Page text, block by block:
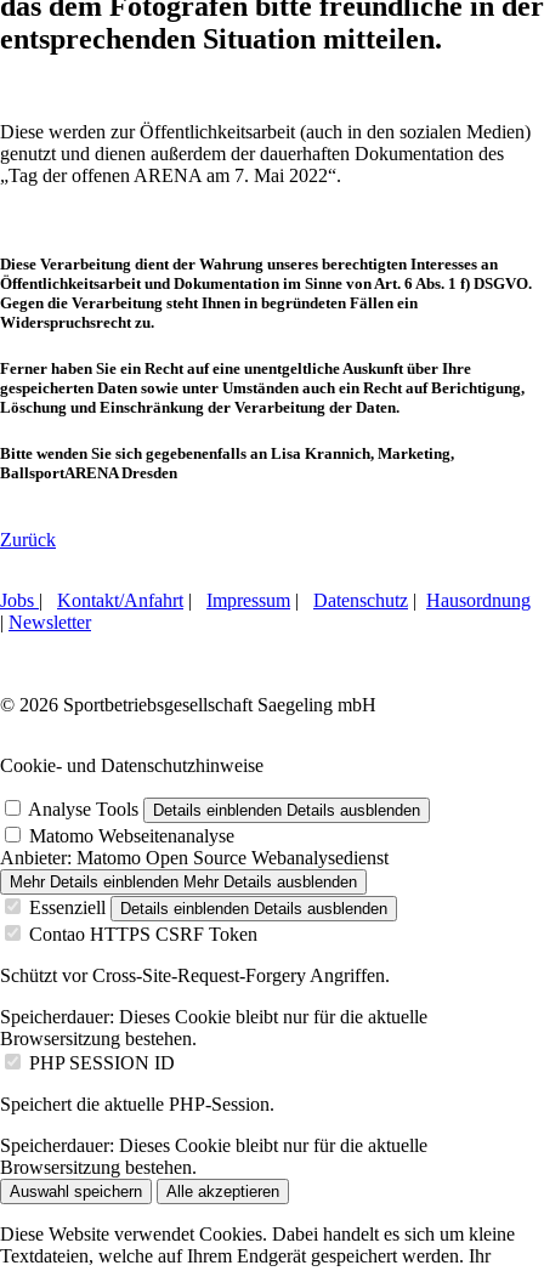
entsprechenden Situation mitteilen.
Diese werden zur Öffentlichkeitsarbeit (auch in den sozialen Medien)
genutzt und dienen außerdem der dauerhaften Dokumentation des
„Tag der offenen ARENA am 7. Mai 2022“.
Diese Verarbeitung dient der Wahrung unseres berechtigten Interesses an
Öffentlichkeitsarbeit und Dokumentation im Sinne von Art. 6 Abs. 1 f) DSGVO.
Gegen die Verarbeitung steht Ihnen in begründeten Fällen ein
Widerspruchsrecht zu.
Ferner haben Sie ein Recht auf eine unentgeltliche Auskunft über Ihre
gespeicherten Daten sowie unter Umständen auch ein Recht auf Berichtigung,
Löschung und Einschränkung der Verarbeitung der Daten.
Bitte wenden Sie sich gegebenenfalls an Lisa Krannich, Marketing,
BallsportARENA Dresden
Zurück
Jobs | Kontakt/Anfahrt| Impressum | Datenschutz | Hausordnung
| Newsletter
© 2026 Sportbetriebsgesellschaft Saegeling mbH
Cookie- und Datenschutzhinweise
Analyse Tools Details einblenden Details ausblenden
Matomo Webseitenanalyse
Anbieter: Matomo Open Source Webanalysedienst
Mehr Details einblenden Mehr Details ausblenden
Essenziell Details einblenden Details ausblenden
Contao HTTPS CSRF Token
Schützt vor Cross-Site-Request-Forgery Angriffen.
Speicherdauer: Dieses Cookie bleibt nur für die aktuelle
Browsersitzung bestehen.
PHP SESSION ID
Speichert die aktuelle PHP-Session.
Speicherdauer: Dieses Cookie bleibt nur für die aktuelle
Browsersitzung bestehen.
Auswahl speichern Alle akzeptieren
Diese Website verwendet Cookies. Dabei handelt es sich um kleine
Textdateien, welche auf Ihrem Endgerät gespeichert werden. Ihr